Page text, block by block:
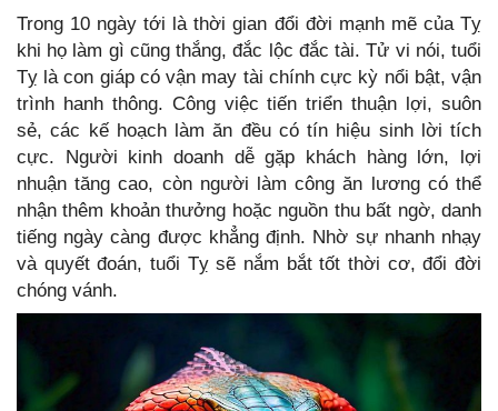
Trong 10 ngày tới là thời gian đổi đời mạnh mẽ của Tỵ
khi họ làm gì cũng thắng, đắc lộc đắc tài. Tử vi nói, tuổi
Tỵ là con giáp có vận may tài chính cực kỳ nổi bật, vận
trình hanh thông. Công việc tiến triển thuận lợi, suôn
sẻ, các kế hoạch làm ăn đều có tín hiệu sinh lời tích
cực. Người kinh doanh dễ gặp khách hàng lớn, lợi
nhuận tăng cao, còn người làm công ăn lương có thể
nhận thêm khoản thưởng hoặc nguồn thu bất ngờ, danh
tiếng ngày càng được khẳng định. Nhờ sự nhanh nhạy
và quyết đoán, tuổi Tỵ sẽ nắm bắt tốt thời cơ, đổi đời
chóng vánh.